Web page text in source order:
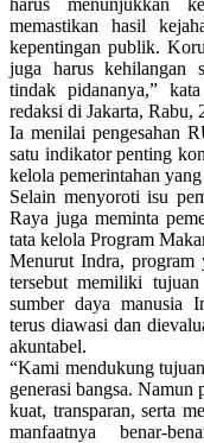
memastikan hasil
kepentingan publik.
juga harus kehilangan
tindak pidananya,”
redaksi di Jakarta, Rabu,
Ia menilai pengesahan
satu indikator penting
kelola pemerintahan
Selain menyoroti isu
Raya juga meminta
tata kelola Program
Menurut Indra, program
tersebut memiliki
sumber daya manusia
terus diawasi dan
akuntabel.
“Kami mendukung
generasi bangsa.
kuat, transparan, serta
manfaatnya benar-